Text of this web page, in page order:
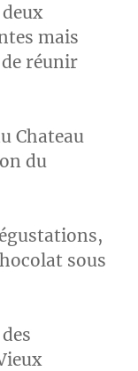
mais
réunir
Chateau
du
sous